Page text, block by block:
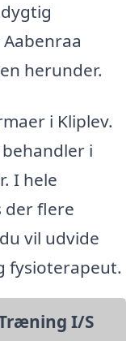
herunder.
i Kliplev.
i
I hele
der flere
vil udvide
fysioterapeut.
I/S